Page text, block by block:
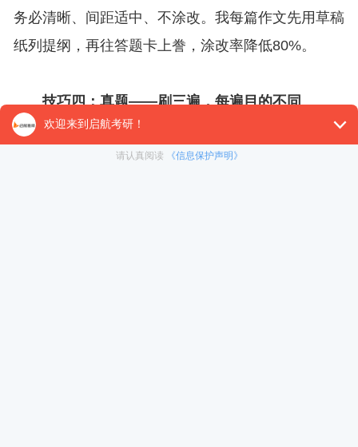
务必清晰、间距适中、不涂改。我每篇作文先用草稿
纸列提纲，再往答题卡上誊，涂改率降低80%。
技巧四：真题——刷三遍，每遍目的不同
真题是396最宝贵的资源，近10年真题至少刷3
遍，但每遍侧重点不同。